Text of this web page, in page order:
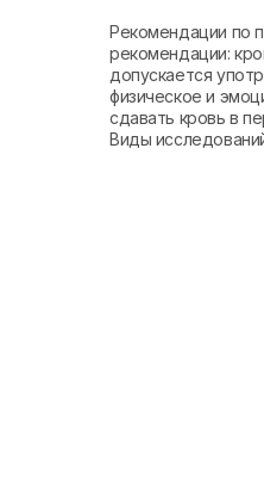
Рекомендации по
рекомендации:
допускается
физическое и
сдавать кровь в
Виды